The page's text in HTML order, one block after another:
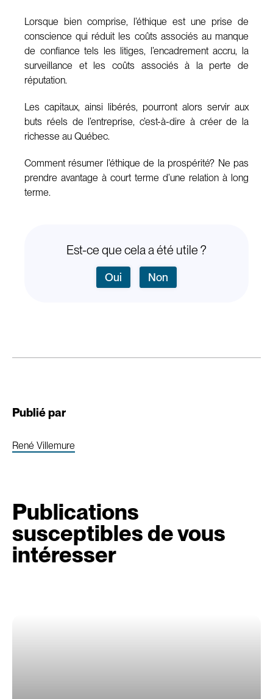
Lorsque bien comprise, l’éthique est une prise de
conscience qui réduit les coûts associés au manque
de confiance tels les litiges, l’encadrement accru, la
surveillance et les coûts associés à la perte de
réputation.
Les capitaux, ainsi libérés, pourront alors servir aux
buts réels de l’entreprise, c’est-à-dire à créer de la
richesse au Québec.
Comment résumer l’éthique de la prospérité? Ne pas
prendre avantage à court terme d’une relation à long
terme.
Est-ce que cela a été utile ?
Oui Non
Publié par
René Villemure
Publications
susceptibles de vous
intéresser